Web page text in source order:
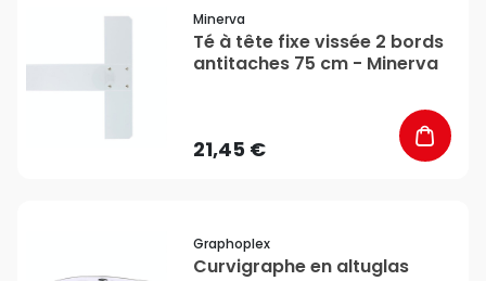
Minerva
Té à tête fixe vissée 2 bords
antitaches 75 cm - Minerva
21,45 €
Graphoplex
Curvigraphe en altuglas